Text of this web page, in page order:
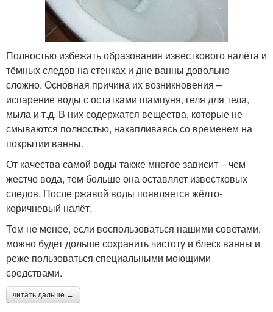
Полностью избежать образования известкового налёта и
тёмных следов на стенках и дне ванны довольно
сложно. Основная причина их возникновения –
испарение воды с остатками шампуня, геля для тела,
мыла и т.д. В них содержатся вещества, которые не
смываются полностью, накапливаясь со временем на
покрытии ванны.
От качества самой воды также многое зависит – чем
жестче вода, тем больше она оставляет известковых
следов. После ржавой воды появляется жёлто-
коричневый налёт.
Тем не менее, если воспользоваться нашими советами,
можно будет дольше сохранить чистоту и блеск ванны и
реже пользоваться специальными моющими
средствами.
читать дальше →